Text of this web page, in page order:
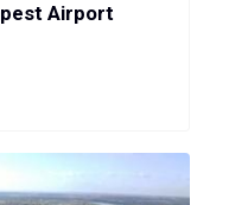
Airport